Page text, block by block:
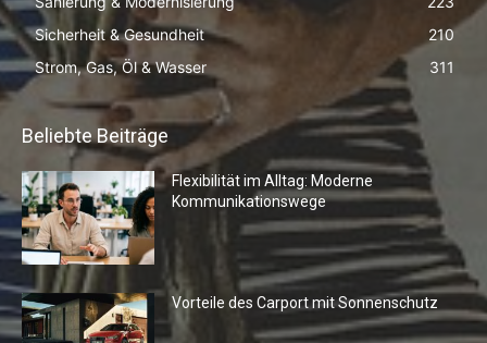
Sicherheit & Gesundheit
210
Strom, Gas, Öl & Wasser
311
Beliebte Beiträge
Flexibilität im Alltag: Moderne
Kommunikationswege
Vorteile des Carport mit Sonnenschutz